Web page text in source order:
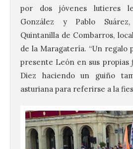
por dos jóvenes lutieres
González y Pablo
Quintanilla de Combarros,
de la Maragatería. “Un regalo
presente León en sus propias
Diez haciendo un guiño
asturiana para referirse a la